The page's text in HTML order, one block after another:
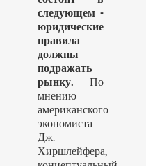
следующем -
юридические
правила
должны
подражать
рынку. По
мнению
американского
экономиста
Дж.
Хиршлейфера,